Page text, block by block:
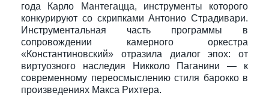
года Карло Мантегацца, инструменты которого
конкурируют со скрипками Антонио Страдивари.
Инструментальная часть программы в
сопровождении камерного оркестра
«Константиновский» отразила диалог эпох: от
виртуозного наследия Никколо Паганини — к
современному переосмыслению стиля барокко в
произведениях Макса Рихтера.